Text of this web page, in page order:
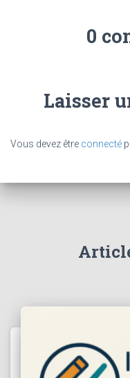
0
Laisser
Vous devez être connecté